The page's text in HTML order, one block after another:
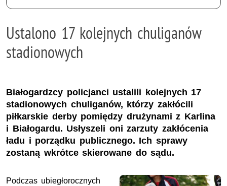
Ustalono 17 kolejnych chuliganów
stadionowych
Białogardzcy policjanci ustalili kolejnych 17
stadionowych chuliganów, którzy zakłócili
piłkarskie derby pomiędzy drużynami z Karlina
i Białogardu. Usłyszeli oni zarzuty zakłócenia
ładu i porządku publicznego. Ich sprawy
zostaną wkrótce skierowane do sądu.
Podczas ubiegłorocznych